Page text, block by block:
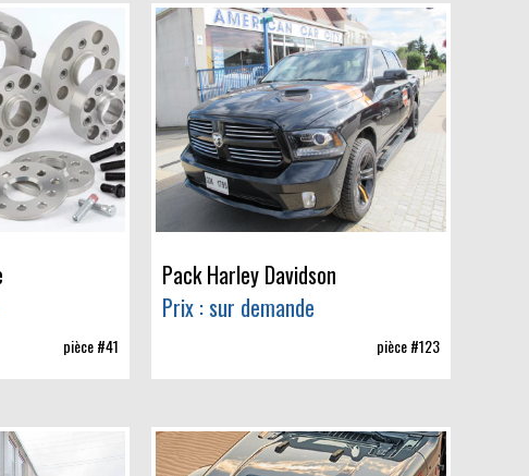
pièce #41
Pack Harley Davidson
Prix : sur demande
pièce #123